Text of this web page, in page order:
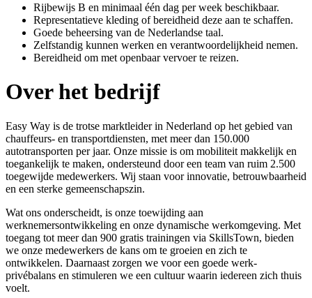
Rijbewijs B en minimaal één dag per week beschikbaar.
Representatieve kleding of bereidheid deze aan te schaffen.
Goede beheersing van de Nederlandse taal.
Zelfstandig kunnen werken en verantwoordelijkheid nemen.
Bereidheid om met openbaar vervoer te reizen.
Over het bedrijf
Easy Way is de trotse marktleider in Nederland op het gebied van
chauffeurs- en transportdiensten, met meer dan 150.000
autotransporten per jaar. Onze missie is om mobiliteit makkelijk en
toegankelijk te maken, ondersteund door een team van ruim 2.500
toegewijde medewerkers. Wij staan voor innovatie, betrouwbaarheid
en een sterke gemeenschapszin.
Wat ons onderscheidt, is onze toewijding aan
werknemersontwikkeling en onze dynamische werkomgeving. Met
toegang tot meer dan 900 gratis trainingen via SkillsTown, bieden
we onze medewerkers de kans om te groeien en zich te
ontwikkelen. Daarnaast zorgen we voor een goede werk-
privébalans en stimuleren we een cultuur waarin iedereen zich thuis
voelt.